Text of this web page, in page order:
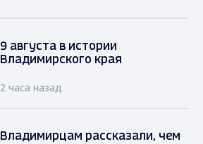
9 августа в истории
Владимирского края
2 часа назад
Владимирцам рассказали, чем